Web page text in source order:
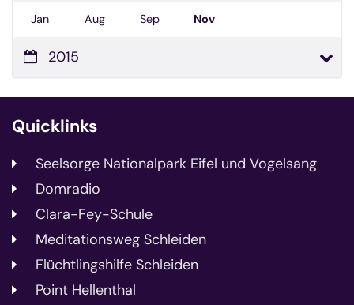
Jan Aug Sep Nov
2015
Quicklinks
Seelsorge Nationalpark Eifel und Vogelsang
Domradio
Clara-Fey-Schule
Meditationsweg Schleiden
Flüchtlingshilfe Schleiden
Point Hellenthal